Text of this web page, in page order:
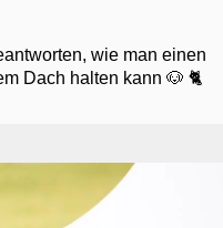
wie man einen
Dach halten kann 🐶 🐈